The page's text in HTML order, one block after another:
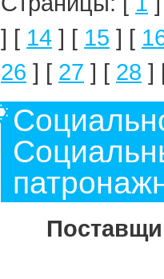
] [ 14 ] [ 15 ] [
26 ] [ 27 ] [ 28 ]